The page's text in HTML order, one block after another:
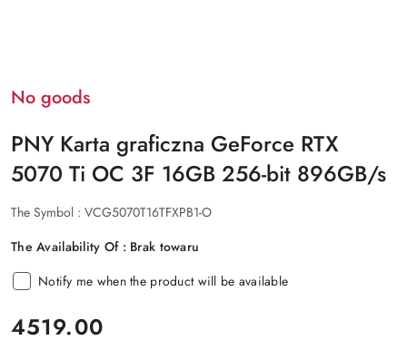
No goods
PNY Karta graficzna GeForce RTX
5070 Ti OC 3F 16GB 256-bit 896GB/s
The Symbol : VCG5070T16TFXPB1-O
The Availability Of : Brak towaru
Notify me when the product will be available
price:
4519.00